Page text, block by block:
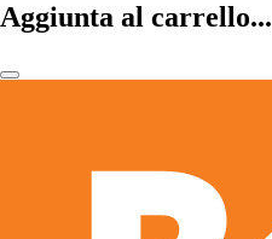
Aggiunta al carrello...